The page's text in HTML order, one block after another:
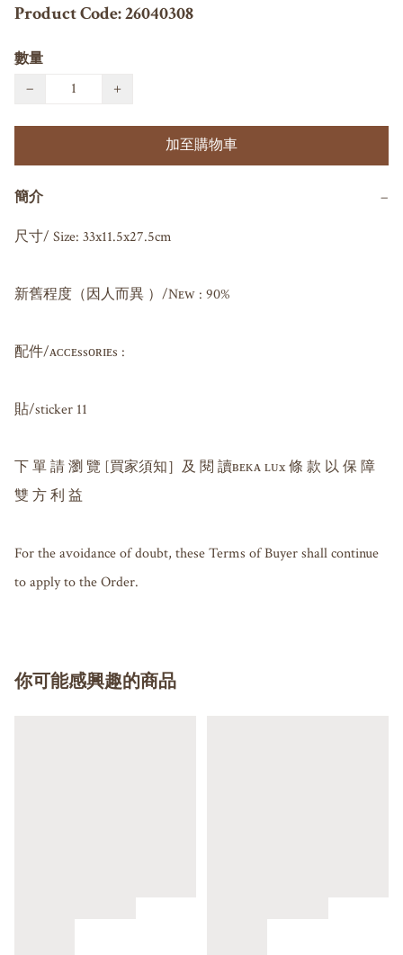
Product Code: 26040308
數量
−
+
加至購物車
簡介 −
尺寸/ Size: 33x11.5x27.5cm
新舊程度（因人而異 ）/Nᴇᴡ : 90%
配件/ᴀᴄᴄᴇssᴏʀɪᴇs :
貼/sticker 11
下 單 請 瀏 覽 [買家須知］及 閱 讀ʙᴇᴋᴀ ʟᴜx 條 款 以 保 障
雙 方 利 益
For the avoidance of doubt, these Terms of Buyer shall continue
to apply to the Order.
你可能感興趣的商品